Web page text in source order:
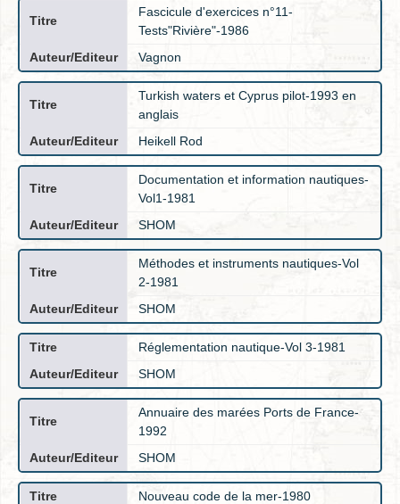
Fascicule d'exercices n°11-
Tests"Rivière"-1986
Vagnon
Turkish waters et Cyprus pilot-1993 en
anglais
Heikell Rod
Documentation et information nautiques-
Vol1-1981
SHOM
Méthodes et instruments nautiques-Vol
2-1981
SHOM
Réglementation nautique-Vol 3-1981
SHOM
Annuaire des marées Ports de France-
1992
SHOM
Nouveau code de la mer-1980